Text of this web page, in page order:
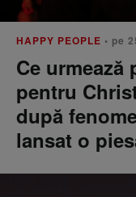
HAPPY PEOPLE • pe
Ce
pentru
după
lansat o